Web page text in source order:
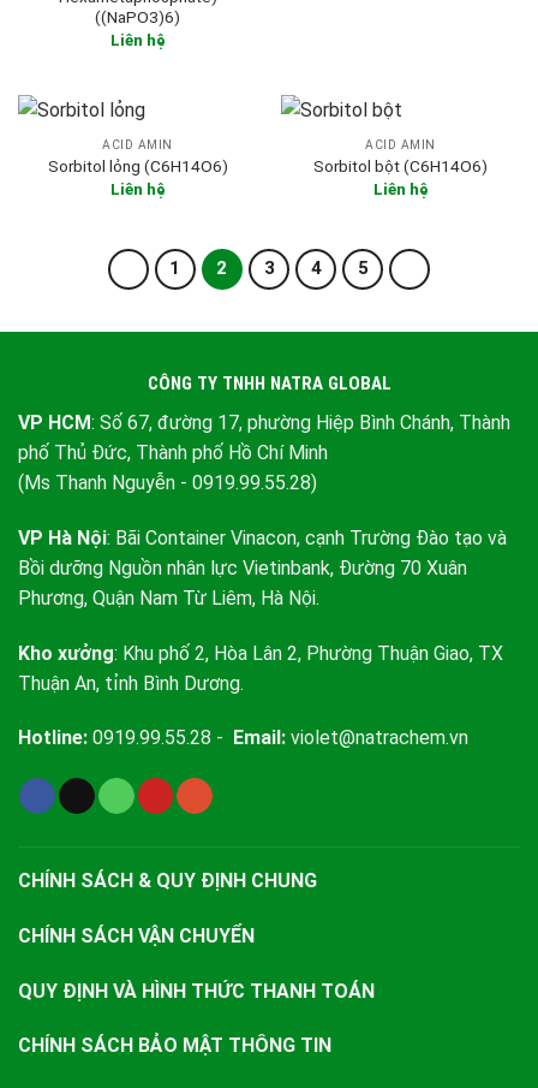
((NaPO3)6)
Liên hệ
ACID AMIN
Sorbitol lỏng (C6H14O6)
Liên hệ
ACID AMIN
Sorbitol bột (C6H14O6)
Liên hệ
1 2 3 4 5
CÔNG TY TNHH NATRA GLOBAL
VP HCM: Số 67, đường 17, phường Hiệp Bình Chánh, Thành
phố Thủ Đức, Thành phố Hồ Chí Minh
(Ms Thanh Nguyễn - 0919.99.55.28)
VP Hà Nội: Bãi Container Vinacon, cạnh Trường Đào tạo và
Bồi dưỡng Nguồn nhân lực Vietinbank, Đường 70 Xuân
Phương, Quận Nam Từ Liêm, Hà Nội.
Kho xưởng: Khu phố 2, Hòa Lân 2, Phường Thuận Giao, TX
Thuận An, tỉnh Bình Dương.
Hotline: 0919.99.55.28 - Email: violet@natrachem.vn
CHÍNH SÁCH & QUY ĐỊNH CHUNG
CHÍNH SÁCH VẬN CHUYỂN
QUY ĐỊNH VÀ HÌNH THỨC THANH TOÁN
CHÍNH SÁCH BẢO MẬT THÔNG TIN